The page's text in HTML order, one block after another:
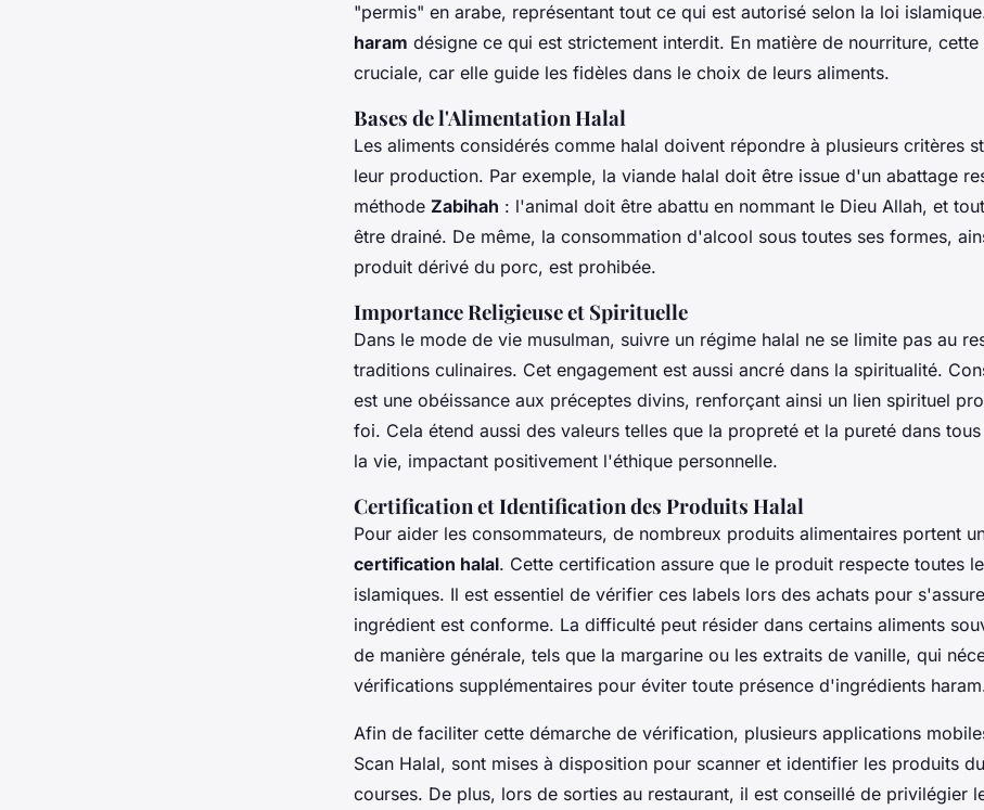
"permis" en arabe, représentant tout ce qui est autorisé selon la loi
haram désigne ce qui est strictement interdit. En matière de nourriture,
cruciale, car elle guide les fidèles dans le choix de leurs aliments.
Bases de l'Alimentation Halal
Les aliments considérés comme halal doivent répondre à plusieurs critères
leur production. Par exemple, la viande halal doit être issue d'un abattage
méthode Zabihah : l'animal doit être abattu en nommant le Dieu Allah, et
être drainé. De même, la consommation d'alcool sous toutes ses formes,
produit dérivé du porc, est prohibée.
Importance Religieuse et Spirituelle
Dans le mode de vie musulman, suivre un régime halal ne se limite pas au
traditions culinaires. Cet engagement est aussi ancré dans la spiritualité.
est une obéissance aux préceptes divins, renforçant ainsi un lien spirituel
foi. Cela étend aussi des valeurs telles que la propreté et la pureté dans
la vie, impactant positivement l'éthique personnelle.
Certification et Identification des Produits Halal
Pour aider les consommateurs, de nombreux produits alimentaires portent
certification halal. Cette certification assure que le produit respecte toutes
islamiques. Il est essentiel de vérifier ces labels lors des achats pour
ingrédient est conforme. La difficulté peut résider dans certains aliments
de manière générale, tels que la margarine ou les extraits de vanille, qui
vérifications supplémentaires pour éviter toute présence d'ingrédients
Afin de faciliter cette démarche de vérification, plusieurs applications
Scan Halal, sont mises à disposition pour scanner et identifier les produits
courses. De plus, lors de sorties au restaurant, il est conseillé de privilégier